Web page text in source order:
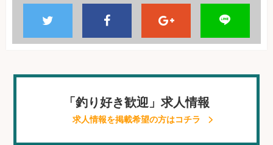
「釣り好き歓迎」求人情報
求人情報を掲載希望の方はコチラ